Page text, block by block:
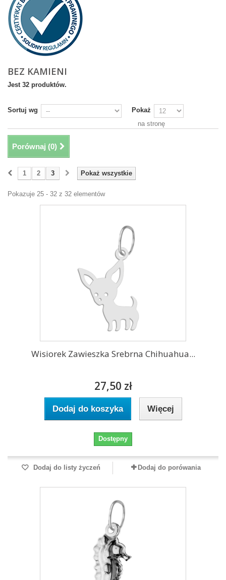
BEZ KAMIENI
Jest 32 produktów.
Sortuj wg
Pokaż
na stronę
Porównaj (0)
Pokaż wszystkie
1 2 3
Pokazuje 25 - 32 z 32 elementów
Wisiorek Zawieszka Srebrna Chihuahua...
27,50 zł
Dodaj do koszyka Więcej
Dostępny
Dodaj do listy życzeń Dodaj do porówania